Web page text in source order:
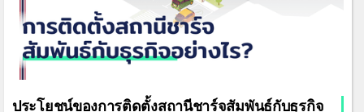
ประโยชน์ของการติดตั้งสถานีชาร์จสัมพันธ์กับธุรกิจ